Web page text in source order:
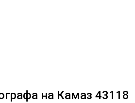
на Камаз 43118